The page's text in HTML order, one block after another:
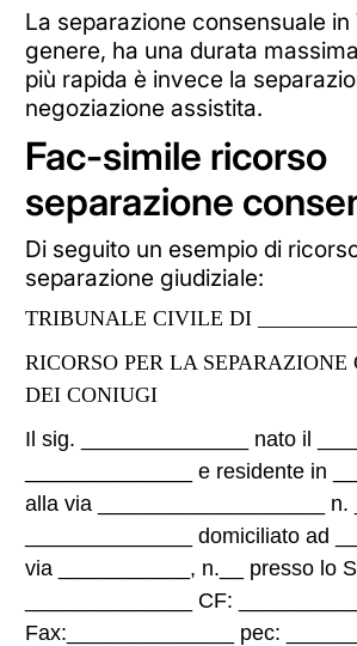
La separazione consensuale in
genere, ha una durata
più rapida è invece la
negoziazione assistita.
Fac-simile ricorso
separazione
Di seguito un esempio di
separazione giudiziale:
TRIBUNALE CIVILE DI
RICORSO PER LA SEPARAZIONE
DEI CONIUGI
Il sig. ______________ nato il
______________ e residente in
alla via ___________________ n.
______________ domiciliato ad
via ___________, n.__ presso lo
______________ CF:
Fax:______________ pec: